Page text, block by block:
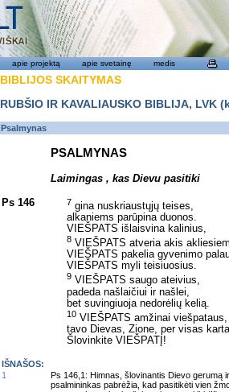
apie projektą apie svetainę medis
BIBLIJOS SKAITYMAS
RUBŠIO IR KAVALIAUSKO BIBLIJA,
Psalmynas
PSALMYNAS
Laimingas , kas Dievu pasitiki
Ps 146 7 gina nuskriaustųjų teises,
alkaniems parūpina duonos.
VIEŠPATS išlaisvina kalinius,
8 VIEŠPATS atveria akis
VIEŠPATS pakelia gyvenimo
VIEŠPATS myli teisiuosius.
9 VIEŠPATS saugo ateivius,
padeda našlaičiui ir našlei,
bet suvingiuoja nedorėlių kelią.
10 VIEŠPATS amžinai viešpataus,
tavo Dievas, Zione, per visas
Šlovinkite VIEŠPATĮ!
IŠNAŠOS:
1
Ps 146,1: Himnas, šlovinantis Dievo gerumą
psalmininkas pabrėžia, kad pasitikėti vien